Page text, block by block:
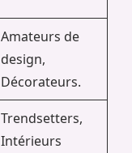
Amateurs de
design,
Décorateurs.
Trendsetters,
Intérieurs